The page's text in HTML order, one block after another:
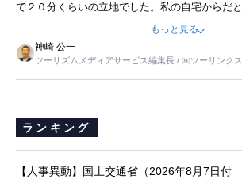
で２０分くらいの立地でした。私の自宅からだ
ました。母の住まいから近いという理由で、そ
すが、私と妹にとっては、半日仕事ででした。
は、当人だけではなく、世話をする家族の足の
と思いました。
もっと見る
神崎 公一
ツーリズムメディアサービス編集長 / ㈱ツーリンク
ランキング
【人事異動】国土交通省（2026年8月7日付